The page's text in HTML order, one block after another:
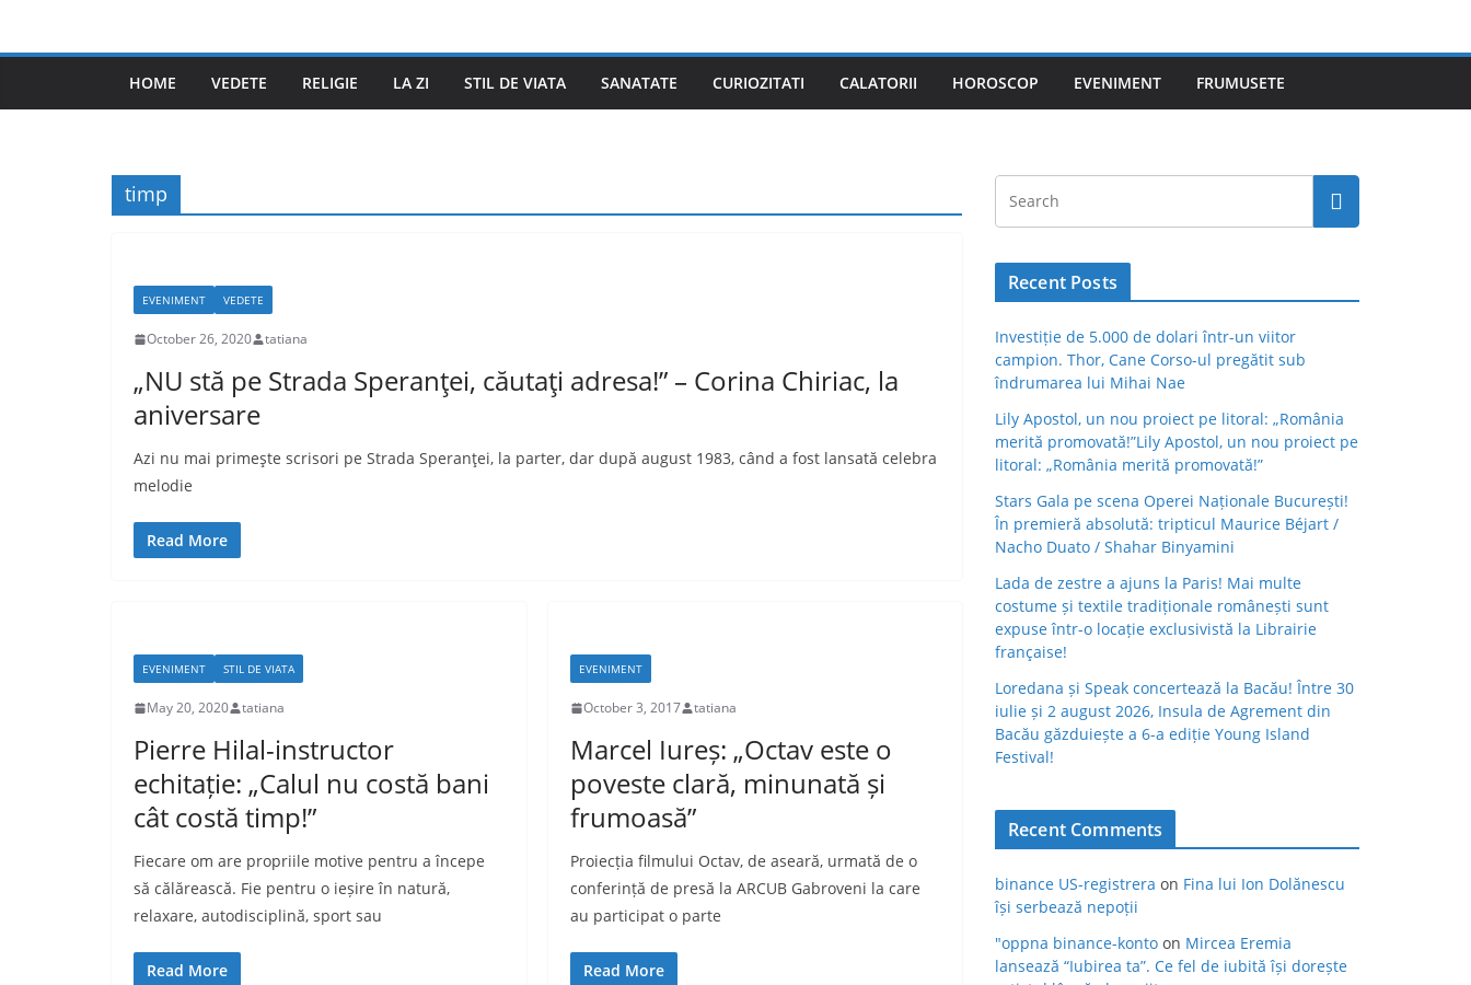
HOME VEDETE RELIGIE LA ZI STIL DE VIATA SANATATE CURIOZITATI CALATORII HOROSCOP EVENIMENT FRUMUSETE
timp
EVENIMENT VEDETE
October 26, 2020 tatiana
„NU stă pe Strada Speranţei, căutaţi adresa!” – Corina Chiriac, la
aniversare
Azi nu mai primeşte scrisori pe Strada Speranţei, la parter, dar după august 1983, când a fost lansată celebra
melodie
Read More
EVENIMENT STIL DE VIATA
May 20, 2020 tatiana
Pierre Hilal-instructor
echitație: „Calul nu costă bani
cât costă timp!”
Fiecare om are propriile motive pentru a începe
să călărească. Fie pentru o ieșire în natură,
relaxare, autodisciplină, sport sau
Read More
EVENIMENT
October 3, 2017 tatiana
Marcel Iureș: „Octav este o
poveste clară, minunată și
frumoasă”
Proiecția filmului Octav, de aseară, urmată de o
conferință de presă la ARCUB Gabroveni la care
au participat o parte
Read More
Recent Posts
Investiție de 5.000 de dolari într-un viitor
campion. Thor, Cane Corso-ul pregătit sub
îndrumarea lui Mihai Nae
Lily Apostol, un nou proiect pe litoral: „România
merită promovată!”Lily Apostol, un nou proiect pe
litoral: „România merită promovată!”
Stars Gala pe scena Operei Naționale București!
În premieră absolută: tripticul Maurice Béjart /
Nacho Duato / Shahar Binyamini
Lada de zestre a ajuns la Paris! Mai multe
costume și textile tradiționale românești sunt
expuse într-o locație exclusivistă la Librairie
française!
Loredana și Speak concertează la Bacău! Între 30
iulie și 2 august 2026, Insula de Agrement din
Bacău găzduiește a 6-a ediție Young Island
Festival!
Recent Comments
binance US-registrera on Fina lui Ion Dolănescu
își serbează nepoții
"oppna binance-konto on Mircea Eremia
lansează “Iubirea ta”. Ce fel de iubită își dorește